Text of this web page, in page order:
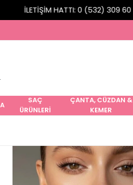
İLETİŞİM HATTI: 0 (532) 309 60 81
SAÇ
ÜRÜNLERİ
ÇANTA, CÜZDAN &
KEMER